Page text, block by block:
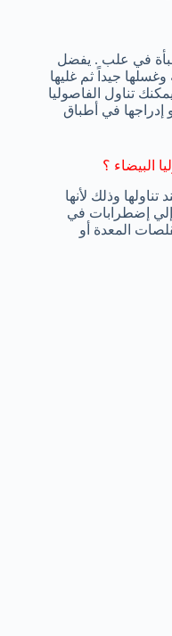
في علب . يفضل
وغسلها جيداً ثم غليها
تناول الفاصوليا
إدراجها في أطباق
البيضاء ؟
وذلك لأنها
إضطرابات في
المعدة أو